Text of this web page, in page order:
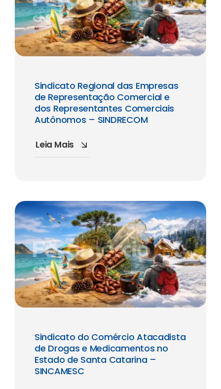
Sindicato Regional das Empresas
de Representação Comercial e
dos Representantes Comerciais
Autônomos – SINDRECOM
Leia Mais
Sindicato do Comércio Atacadista
de Drogas e Medicamentos no
Estado de Santa Catarina –
SINCAMESC